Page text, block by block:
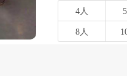
4人
8人